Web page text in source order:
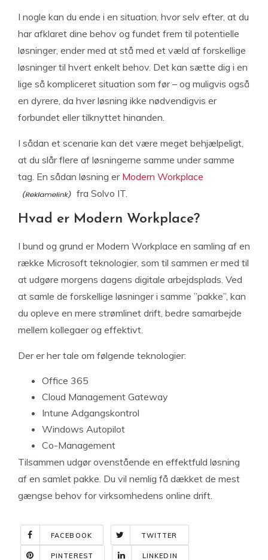
I nogle kan du ende i en situation, hvor selv efter, at du
har afklaret dine behov og fundet frem til potentielle
løsninger, ender med at stå med et væld af forskellige
løsninger til hvert enkelt behov. Det kan sætte dig i en
lige så kompliceret situation som før – og muligvis også
en dyrere, da hver løsning ikke nødvendigvis er
forbundet eller tilknyttet hinanden.
I sådan et scenarie kan det være meget behjælpeligt,
at du slår flere af løsningerne samme under samme
tag. En sådan løsning er Modern Workplace
fra Solvo IT.
Hvad er Modern Workplace?
I bund og grund er Modern Workplace en samling af en
række Microsoft teknologier, som til sammen er med til
at udgøre morgens dagens digitale arbejdsplads. Ved
at samle de forskellige løsninger i samme ”pakke”, kan
du opleve en mere strømlinet drift, bedre samarbejde
mellem kollegaer og effektivt.
Der er her tale om følgende teknologier:
Office 365
Cloud Management Gateway
Intune Adgangskontrol
Windows Autopilot
Co-Management
Tilsammen udgør ovenstående en effektfuld løsning
af en samlet pakke. Du vil nemlig få dækket de mest
gængse behov for virksomhedens online drift.
FACEBOOK TWITTER
PINTEREST LINKEDIN